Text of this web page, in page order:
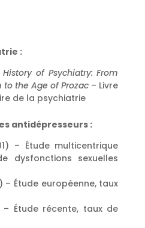
:
History of Psychiatry: From
to the Age of Prozac – Livre
de la psychiatrie
antidépresseurs :
– Étude multicentrique
dysfonctions sexuelles
– Étude européenne, taux
Étude récente, taux de